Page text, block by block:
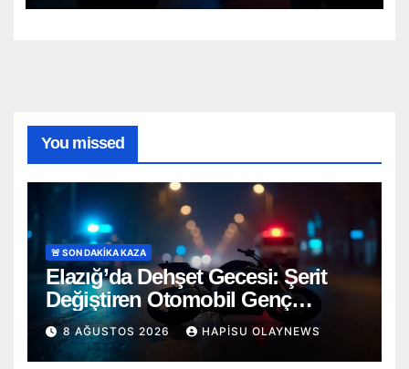
You missed
🚨 SON DAKİKA KAZA
Elazığ’da Dehşet Gecesi: Şerit
Değiştiren Otomobil Genç
Motosikletçiyi Hayattan Kopardı
8 AĞUSTOS 2026 HAPISU OLAYNEWS